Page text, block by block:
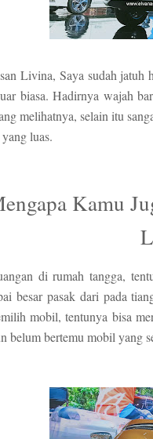
Livina, Saya sudah jatuh
biasa. Hadirnya wajah
melihatnya, selain itu
luas.
Kamu
di rumah tangga,
besar pasak dari pada
mobil, tentunya bisa
belum bertemu mobil yang